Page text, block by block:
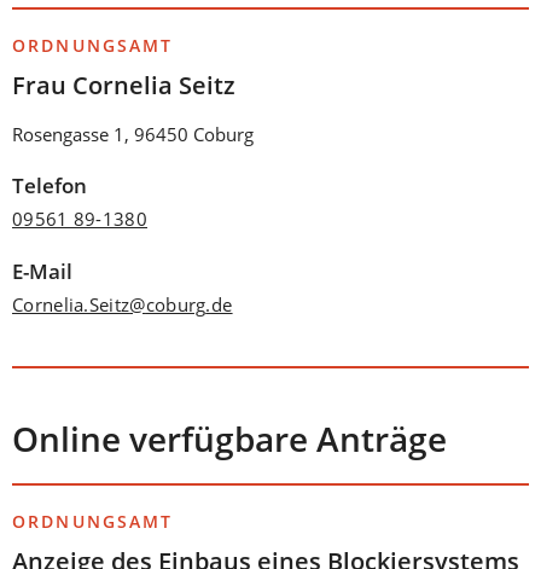
ORDNUNGSAMT
Frau Cornelia Seitz
Rosengasse 1, 96450 Coburg
Telefon
09561 89-1380
E-Mail
Cornelia.Seitz coburg de
Online verfügbare Anträge
ORDNUNGSAMT
Anzeige des Einbaus eines Blockiersystems